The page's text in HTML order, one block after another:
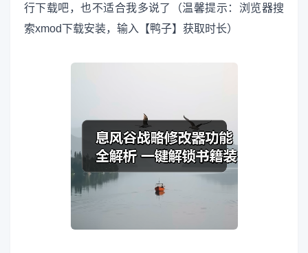
行下载吧，也不适合我多说了（温馨提示：浏览器搜
索xmod下载安装，输入【鸭子】获取时长）